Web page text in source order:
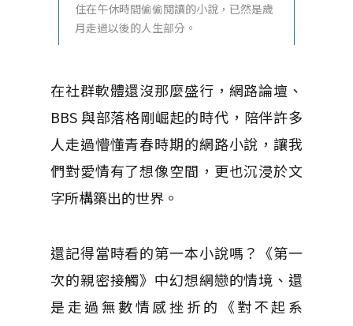
住在午休時間偷偷閱讀的小說，已然是歲
月走過以後的人生部分。
在社群軟體還沒那麼盛行，網路論壇、
BBS 與部落格剛崛起的時代，陪伴許多
人走過懵懂青春時期的網路小說，讓我
們對愛情有了想像空間，更也沉浸於文
字所構築出的世界。
還記得當時看的第一本小說嗎？《第一
次的親密接觸》中幻想網戀的情境、還
是走過無數情感挫折的《對不起系